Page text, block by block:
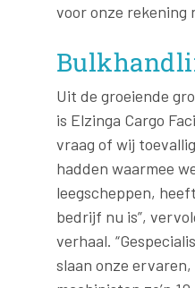
voor onze rekening
Uit de groeiende
is Elzinga Cargo
vraag of wij
hadden waarmee
leegscheppen,
bedrijf nu is”,
verhaal.
slaan onze